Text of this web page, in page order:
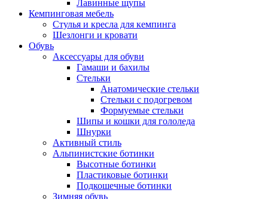
Лавинные щупы
Кемпинговая мебель
Стулья и кресла для кемпинга
Шезлонги и кровати
Обувь
Аксессуары для обуви
Гамаши и бахилы
Стельки
Анатомические стельки
Стельки с подогревом
Формуемые стельки
Шипы и кошки для гололеда
Шнурки
Активный стиль
Альпинистские ботинки
Высотные ботинки
Пластиковые ботинки
Подкошечные ботинки
Зимняя обувь